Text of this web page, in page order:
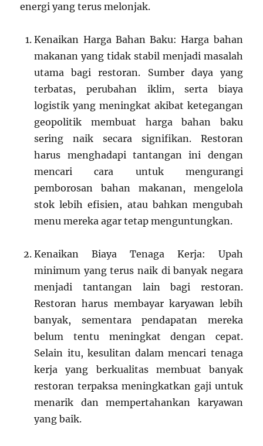
energi yang terus melonjak.
Kenaikan Harga Bahan Baku: Harga bahan
makanan yang tidak stabil menjadi masalah
utama bagi restoran. Sumber daya yang
terbatas, perubahan iklim, serta biaya
logistik yang meningkat akibat ketegangan
geopolitik membuat harga bahan baku
sering naik secara signifikan. Restoran
harus menghadapi tantangan ini dengan
mencari cara untuk mengurangi
pemborosan bahan makanan, mengelola
stok lebih efisien, atau bahkan mengubah
menu mereka agar tetap menguntungkan.
Kenaikan Biaya Tenaga Kerja: Upah
minimum yang terus naik di banyak negara
menjadi tantangan lain bagi restoran.
Restoran harus membayar karyawan lebih
banyak, sementara pendapatan mereka
belum tentu meningkat dengan cepat.
Selain itu, kesulitan dalam mencari tenaga
kerja yang berkualitas membuat banyak
restoran terpaksa meningkatkan gaji untuk
menarik dan mempertahankan karyawan
yang baik.